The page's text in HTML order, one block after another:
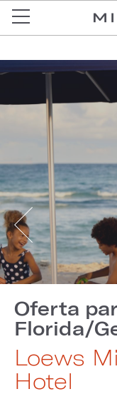
Oferta
Florida/
Loews
Hotel